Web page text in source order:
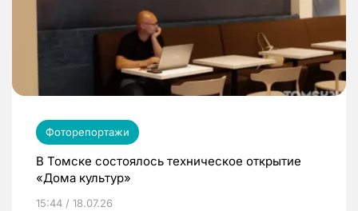
Фоторепортажи
В Томске состоялось техническое открытие
«Дома культур»
15:44 / 18.07.26